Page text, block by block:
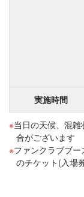
実施時間
当日の天候、混
合がございます
ファンクラブブー
のチケット(入場